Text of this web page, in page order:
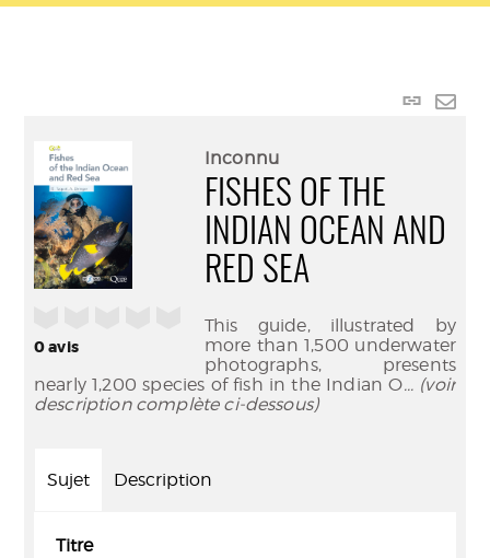
Lien
0avis
Inconnu
FISHES OF THE
INDIAN OCEAN AND
RED SEA
This guide, illustrated by
more than 1,500 underwater
photographs, presents
nearly 1,200 species of fish in the Indian O... (voir
description complète ci-dessous)
Sujet Description
Titre